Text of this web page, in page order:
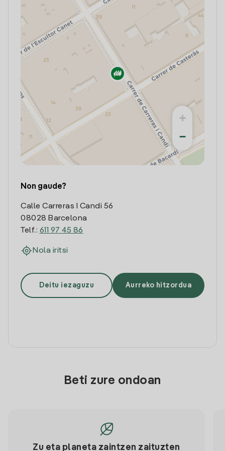
+
−
Non gaude?
Calle Carreras I Candi 56
08028 Barcelona
Telf.: 611 97 45 86
Nola iritsi
Deitu iezaguzu Aurreko hitzordua
Beti zure ondoan
Zu eta planeta zaintzen zaituzten